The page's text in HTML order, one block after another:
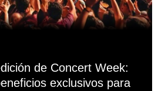
de Concert Week:
exclusivos para